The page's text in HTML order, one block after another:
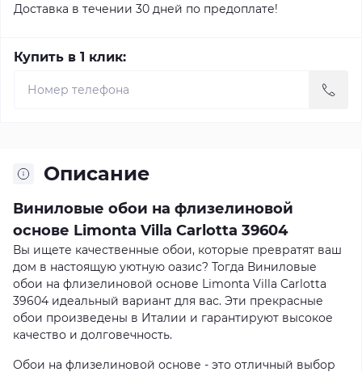
Доставка в течении 30 дней по предоплате!
Купить в 1 клик:
Описание
Виниловые обои на флизелиновой
основе Limonta Villa Carlotta 39604
Вы ищете качественные обои, которые превратят ваш
дом в настоящую уютную оазис? Тогда Виниловые
обои на флизелиновой основе Limonta Villa Carlotta
39604 идеальный вариант для вас. Эти прекрасные
обои произведены в Италии и гарантируют высокое
качество и долговечность.
Обои на флизелиновой основе - это отличный выбор